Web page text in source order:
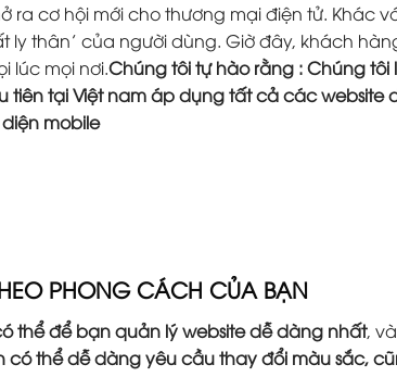
ra cơ hội mới cho thương mại điện tử. Khác
ly thân’ của người dùng. Giờ đây, khách
lúc mọi nơi.Chúng tôi tự hào rằng : Chúng tôi
tiên tại Việt nam áp dụng tất cả các website
mobile
PHONG CÁCH CỦA BẠN
thể để bạn quản lý website dễ dàng nhất,
có thể dễ dàng yêu cầu thay đổi màu sắc,